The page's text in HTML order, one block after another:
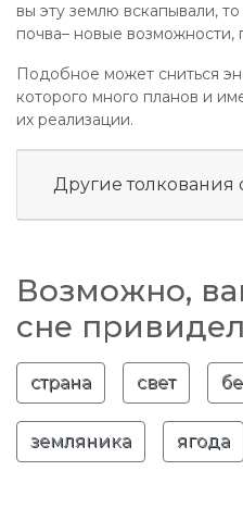
вы эту землю вскапывали,
почва– новые возможности,
Подобное может сниться
которого много планов и
их реализации.
Другие толкования
Возможно,
сне
страна свет
земляника ягода